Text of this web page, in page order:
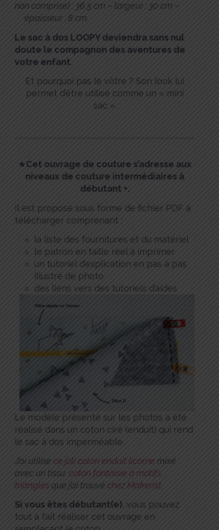
non comprise) : 36,5 cm – largeur : 30 cm –
épaisseur : 8 cm.
Le sac à dos LOOPY deviendra sans nul
doute le compagnon des aventures de
votre enfant.
Et pourquoi pas le vôtre ? Son look lui
permet d’être utilisé comme un « mini
sac ».
★Cet ouvrage de couture s’adresse aux
niveaux de couture intermédiaires à
débutant +.
Il est proposé sous forme de fichier PDF à
télécharger comprenant :
la liste des fournitures et du matériel
le patron en taille réel à imprimer
un tutoriel d’explication en pas à pas
illustré de photo
des liens vers des tutoriels d’aides
Le modèle présenté sur les photos a été
réalisé dans un coton ciré (enduit) qui rend
le sac à dos imperméable.
J’ai utilisé ce joli coton enduit licorne mixé
avec un tissu coton fantaisie à motifs
trianglesque j’ai trouvé chez Makerist.
Si vous êtes débutant(e), vous pouvez
tout à fait réaliser cet ouvrage en